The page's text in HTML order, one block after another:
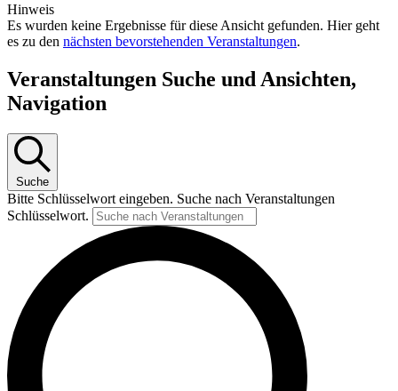
Hinweis
Es wurden keine Ergebnisse für diese Ansicht gefunden. Hier geht
es zu den nächsten bevorstehenden Veranstaltungen.
Veranstaltungen Suche und Ansichten,
Navigation
Suche
Bitte Schlüsselwort eingeben. Suche nach Veranstaltungen
Schlüsselwort.